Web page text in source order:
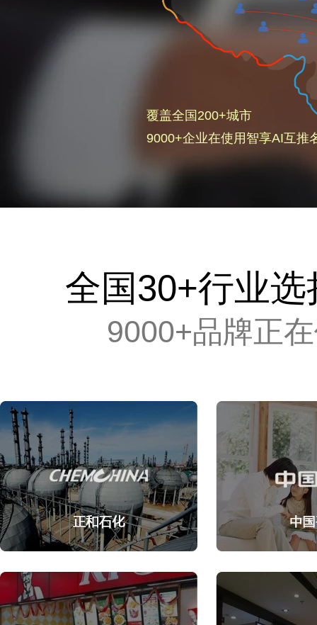
覆盖全国200+城市
9000+企业在使用智享AI互推
全国30+行业选
9000+品牌正